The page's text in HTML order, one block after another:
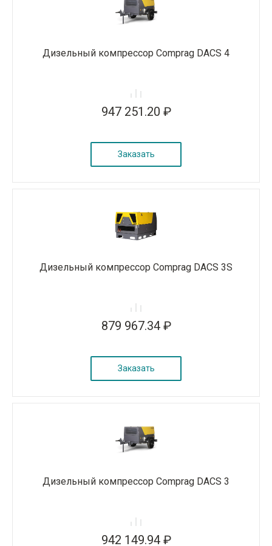
Дизельный компрессор Comprag DACS 4
947 251.20 ₽
Заказать
Дизельный компрессор Comprag DACS 3S
879 967.34 ₽
Заказать
Дизельный компрессор Comprag DACS 3
942 149.94 ₽